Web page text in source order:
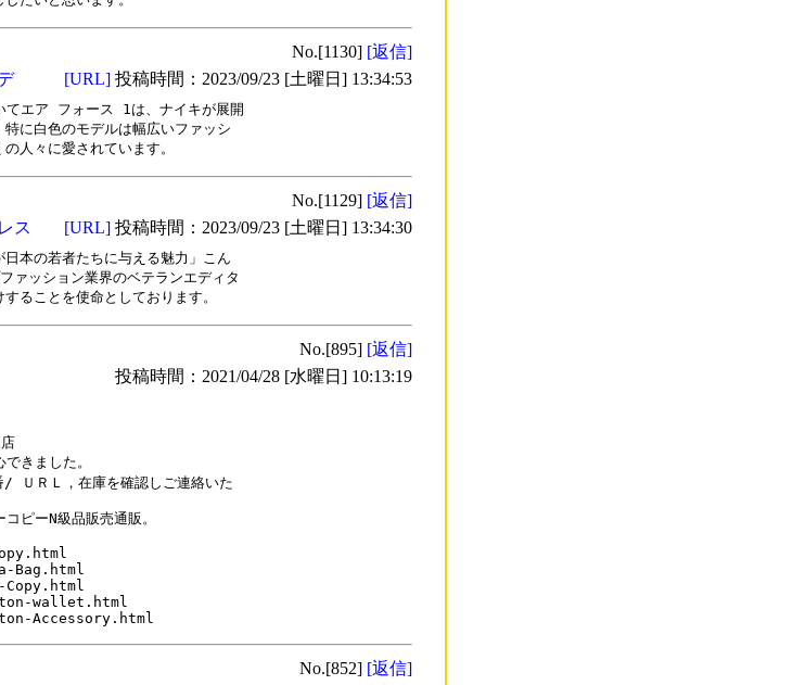
No.[1130] [返信]
[URL] 投稿時間：2023/09/23 [土曜日] 13:34:53
エア フォース 1は、ナイキが展開
に白色のモデルは幅広いファッシ
人々に愛されています。
No.[1129] [返信]
ス [URL] 投稿時間：2023/09/23 [土曜日] 13:34:30
日本の若者たちに与える魅力」こん
ァッション業界のベテランエディタ
ることを使命としております。
No.[895] [返信]
投稿時間：2021/04/28 [水曜日] 10:13:19
きました。
ＵＲＬ，在庫を確認しご連絡いた
ピーN級品販売通販。
Bag.html
Copy.html
wallet.html
Accessory.html
No.[852] [返信]